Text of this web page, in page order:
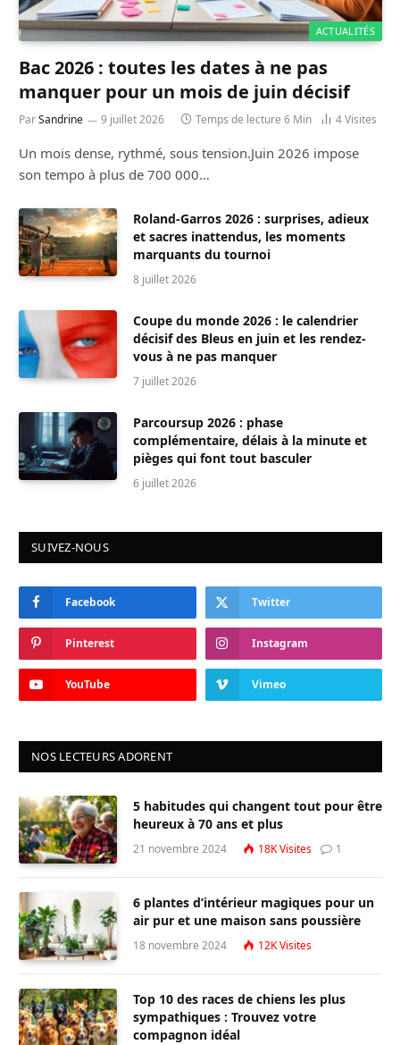
ACTUALITÉS
Bac 2026 : toutes les dates à ne pas
manquer pour un mois de juin décisif
ParSandrine 9 juillet 2026 Temps de lecture 6 Min 4Visites
Un mois dense, rythmé, sous tension.Juin 2026 impose
son tempo à plus de 700 000…
Roland-Garros 2026 : surprises, adieux
et sacres inattendus, les moments
marquants du tournoi
8 juillet 2026
Coupe du monde 2026 : le calendrier
décisif des Bleus en juin et les rendez-
vous à ne pas manquer
7 juillet 2026
Parcoursup 2026 : phase
complémentaire, délais à la minute et
pièges qui font tout basculer
6 juillet 2026
SUIVEZ-NOUS
Facebook Twitter
Pinterest Instagram
YouTube Vimeo
NOS LECTEURS ADORENT
5 habitudes qui changent tout pour être
heureux à 70 ans et plus
21 novembre 2024 18KVisites 1
6 plantes d’intérieur magiques pour un
air pur et une maison sans poussière
18 novembre 2024 12KVisites
Top 10 des races de chiens les plus
sympathiques : Trouvez votre
compagnon idéal